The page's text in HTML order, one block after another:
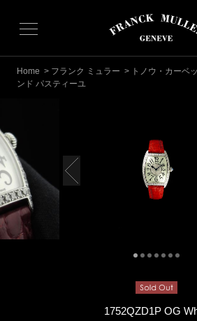
Home > フランク ミュラー > トノウ・カーベ
ンド パスティーユ
1752QZD1P OG